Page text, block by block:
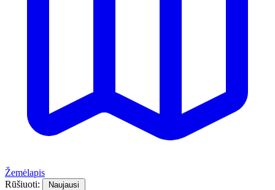
Žemėlapis
Rūšiuoti:
Naujausi